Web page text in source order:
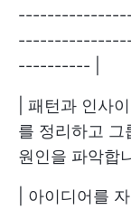
---------- |
| 패턴과 인사
를 정리하고 그
원인을 파악합
| 아이디어를